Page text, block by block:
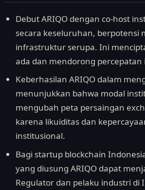
Debut ARIQO dengan co-host
secara keseluruhan, berpotensi
infrastruktur serupa. Ini
ada dan mendorong percepatan
Keberhasilan ARIQO dalam
menunjukkan bahwa modal
mengubah peta persaingan
karena likuiditas dan
institusional.
Bagi startup blockchain
yang diusung ARIQO dapat
Regulator dan pelaku industri